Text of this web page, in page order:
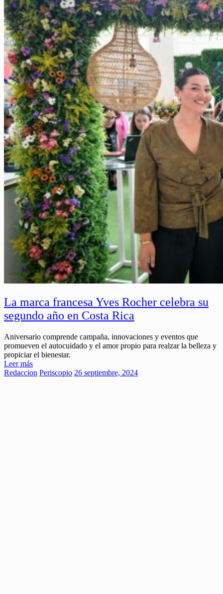
La marca francesa Yves Rocher celebra su
segundo año en Costa Rica
Aniversario comprende campaña, innovaciones y eventos que
promueven el autocuidado y el amor propio para realzar la belleza y
propiciar el bienestar.
Leer más
Redaccion Periscopio 26 septiembre, 2024